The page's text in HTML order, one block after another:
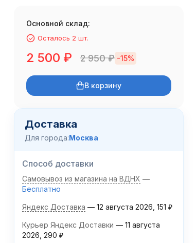
Основной склад:
Осталось 2 шт.
2 500 ₽ 2 950₽ -15%
В корзину
Доставка
Для города:Москва
Способ доставки
Самовывоз из магазина на ВДНХ
Бесплатно
Яндекс Доставка 12 августа 2026 151 ₽
Курьер Яндекс Доставки
11 августа
2026 290 ₽